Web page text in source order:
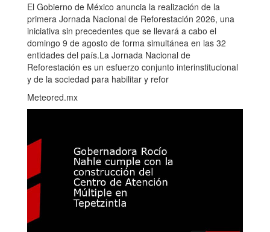
El Gobierno de México anuncia la realización de la
primera Jornada Nacional de Reforestación 2026, una
iniciativa sin precedentes que se llevará a cabo el
domingo 9 de agosto de forma simultánea en las 32
entidades del país.La Jornada Nacional de
Reforestación es un esfuerzo conjunto interinstitucional
y de la sociedad para habilitar y refor
Meteored.mx